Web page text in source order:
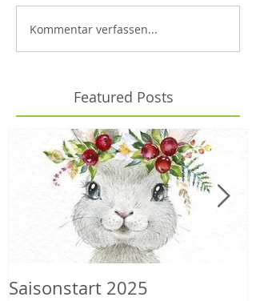
Kommentar verfassen...
Featured Posts
Saisonstart 2025